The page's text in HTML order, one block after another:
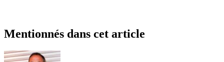
Mentionnés dans cet article